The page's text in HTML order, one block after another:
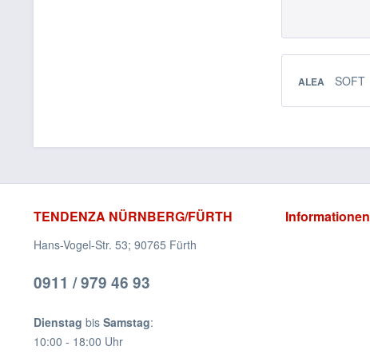
ALEA SOFT
TENDENZA NÜRNBERG/FÜRTH
Hans-Vogel-Str. 53; 90765 Fürth
0911 / 979 46 93
Dienstag bis Samstag:
10:00 - 18:00 Uhr
Informationen